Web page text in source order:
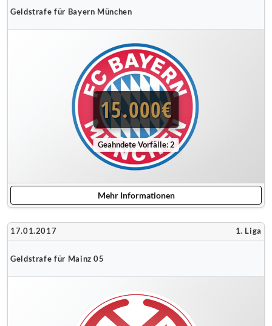
Geldstrafe für Bayern München
15.000€
Geahndete Vorfälle: 2
Mehr Informationen
17.01.2017 1. Liga
Geldstrafe für Mainz 05